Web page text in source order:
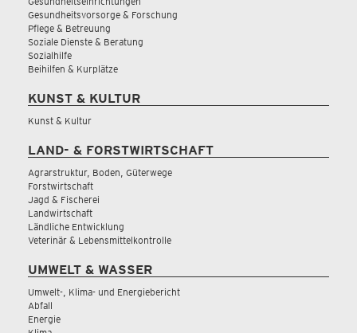
Gesundheitsvorsorge & Forschung
Pflege & Betreuung
Soziale Dienste & Beratung
Sozialhilfe
Beihilfen & Kurplätze
KUNST & KULTUR
Kunst & Kultur
LAND- & FORSTWIRTSCHAFT
Agrarstruktur, Boden, Güterwege
Forstwirtschaft
Jagd & Fischerei
Landwirtschaft
Ländliche Entwicklung
Veterinär & Lebensmittelkontrolle
UMWELT & WASSER
Umwelt-, Klima- und Energiebericht
Abfall
Energie